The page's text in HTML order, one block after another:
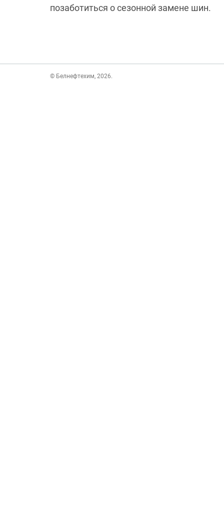
позаботиться о сезонной замене шин.
© Белнефтехим, 2026.